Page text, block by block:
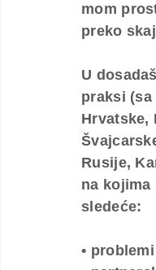
mom
preko
U
praksi
Hrvatske,
Rusije,
na kojima
sledeće:
•